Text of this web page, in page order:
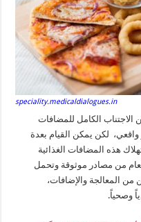
speciality.medicaldialogues.in
الكامل للمضافات
واقعي، لكن يمكن القيام بعدة
هذه المضافات الغذائية
من مصادر موثوقة وتحمل
المعالجة والإضافات،
وصحياً.